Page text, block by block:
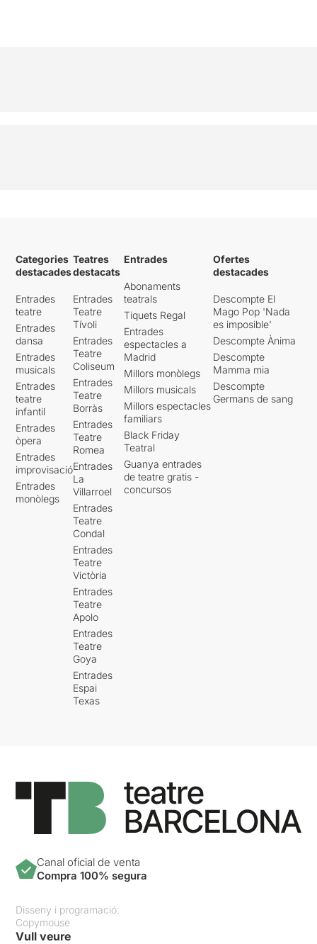
Categories
destacades
Entrades
teatre
Entrades
dansa
Entrades
musicals
Entrades
teatre
infantil
Entrades
òpera
Entrades
improvisació
Entrades
monòlegs
Teatres
destacats
Entrades
Teatre
Tívoli
Entrades
Teatre
Coliseum
Entrades
Teatre
Borràs
Entrades
Teatre
Romea
Entrades
La
Villarroel
Entrades
Teatre
Condal
Entrades
Teatre
Victòria
Entrades
Teatre
Apolo
Entrades
Teatre
Goya
Entrades
Espai
Texas
Entrades
Abonaments
teatrals
Tiquets Regal
Entrades
espectacles a
Madrid
Millors monòlegs
Millors musicals
Millors espectacles
familiars
Black Friday
Teatral
Guanya entrades
de teatre gratis -
concursos
Ofertes
destacades
Descompte El
Mago Pop 'Nada
es imposible'
Descompte Ànima
Descompte
Mamma mia
Descompte
Germans de sang
Canal oficial de venta
Compra 100% segura
Disseny i programació:
Copymouse
Vull veure